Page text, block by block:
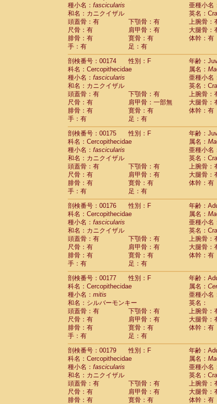
種小名： fascicularis
亜種小名
和名：カニクイザル
英名：
頭蓋骨：有
下顎骨：有
上腕骨：
尺骨：有
肩甲骨：有
大腿骨：
腓骨：有
寛骨：有
体幹：有
手：有
足：有
剖検番号：00174
性別：F
年齢：
科名：Cercopithecidae
属名：
種小名： fascicularis
亜種小名
和名：カニクイザル
英名：
頭蓋骨：有
下顎骨：有
上腕骨：
尺骨：有
肩甲骨：一部無
大腿骨：
腓骨：有
寛骨：有
体幹：有
手：有
足：有
剖検番号：00175
性別：F
年齢：
科名：Cercopithecidae
属名：
種小名： fascicularis
亜種小名
和名：カニクイザル
英名：
頭蓋骨：有
下顎骨：有
上腕骨：
尺骨：有
肩甲骨：有
大腿骨：
腓骨：有
寛骨：有
体幹：有
手：有
足：有
剖検番号：00176
性別：F
年齢：
科名：Cercopithecidae
属名：
種小名： fascicularis
亜種小名
和名：カニクイザル
英名：
頭蓋骨：有
下顎骨：有
上腕骨：
尺骨：有
肩甲骨：有
大腿骨：
腓骨：有
寛骨：有
体幹：有
手：有
足：有
剖検番号：00177
性別：F
年齢：
科名：Cercopithecidae
属名：
種小名： mitis
亜種小名
和名：シルバーモンキー
英名：
頭蓋骨：有
下顎骨：有
上腕骨：
尺骨：有
肩甲骨：有
大腿骨：
腓骨：有
寛骨：有
体幹：有
手：有
足：有
剖検番号：00179
性別：F
年齢：
科名：Cercopithecidae
属名：
種小名： fascicularis
亜種小名
和名：カニクイザル
英名：
頭蓋骨：有
下顎骨：有
上腕骨：
尺骨：有
肩甲骨：有
大腿骨：
腓骨：有
寛骨：有
体幹：有